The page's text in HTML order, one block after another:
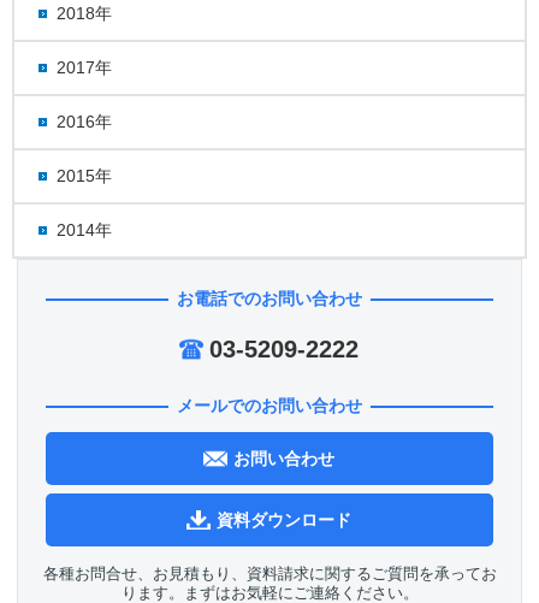
2018年
2017年
2016年
2015年
2014年
お電話でのお問い合わせ
03-5209-2222
メールでのお問い合わせ
お問い合わせ
資料ダウンロード
各種お問合せ、お見積もり、資料請求に関するご質問を承ってお
ります。まずはお気軽にご連絡ください。